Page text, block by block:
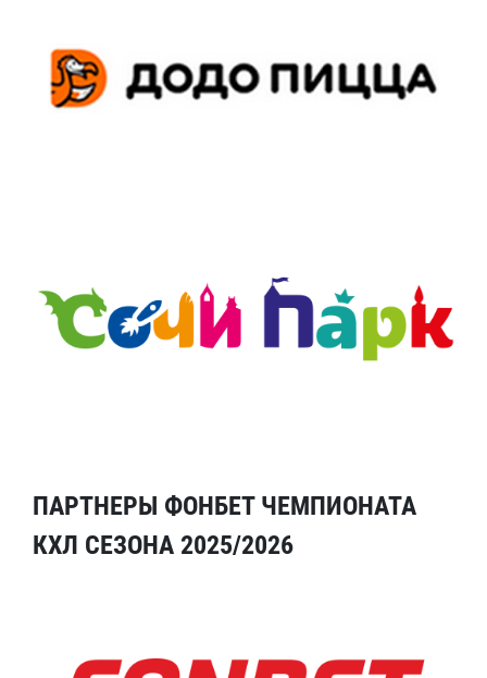
ПАРТНЕРЫ ФОНБЕТ ЧЕМПИОНАТА
КХЛ СЕЗОНА 2025/2026